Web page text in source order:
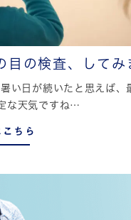
目の検査、してみ
い日が続いたと思えば、
な天気ですね…
ちら